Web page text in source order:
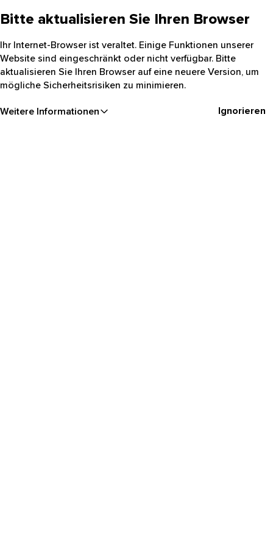
Bitte aktualisieren Sie Ihren Browser
Ihr Internet-Browser ist veraltet. Einige Funktionen unserer
Website sind eingeschränkt oder nicht verfügbar. Bitte
aktualisieren Sie Ihren Browser auf eine neuere Version, um
mögliche Sicherheitsrisiken zu minimieren.
Weitere Informationen Ignorieren